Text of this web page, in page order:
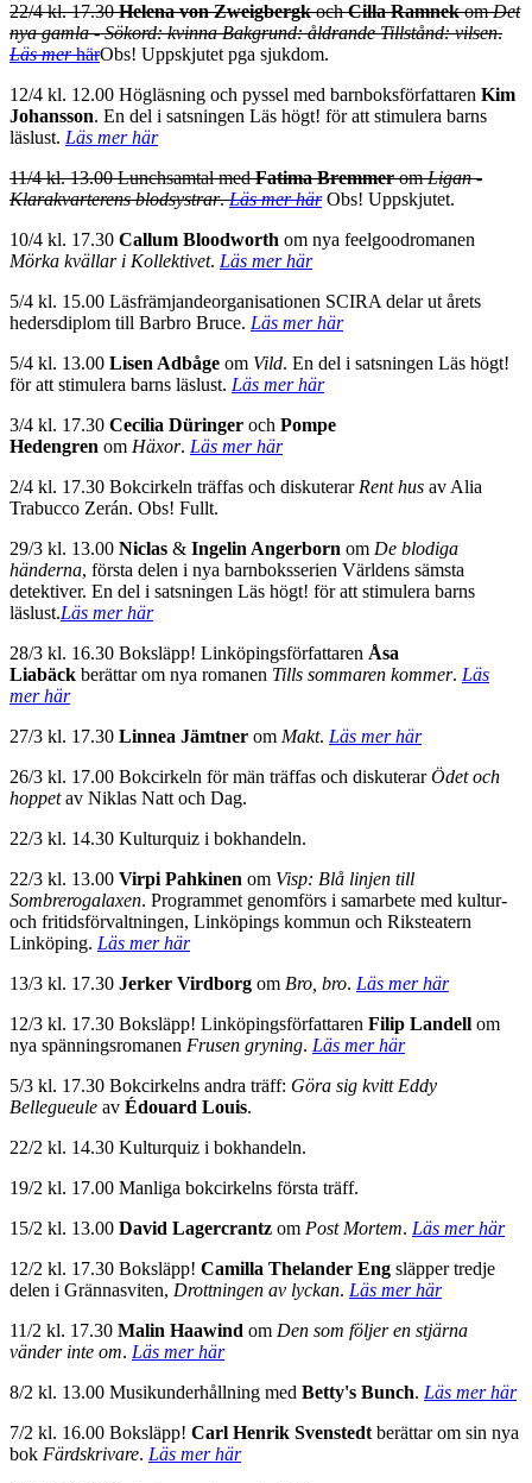
22/4 kl. 17.30Helena von ZweigbergkochCilla RamnekomDet
nya gamla - Sökord: kvinna Bakgrund: åldrande Tillstånd: vilsen.
Läs merhärObs! Uppskjutet pga sjukdom.
12/4 kl. 12.00 Högläsning och pyssel med barnboksförfattaren Kim
Johansson. En del i satsningen Läs högt! för att stimulera barns
läslust. Läs mer här
11/4 kl. 13.00 Lunchsamtal medFatima BremmeromLigan -
Klarakvarterens blodsystrar.Läs mer härObs! Uppskjutet.
10/4 kl. 17.30 Callum Bloodworth om nya feelgoodromanen
Mörka kvällar i Kollektivet. Läs mer här
5/4 kl. 15.00 Läsfrämjandeorganisationen SCIRA delar ut årets
hedersdiplom till Barbro Bruce. Läs mer här
5/4 kl. 13.00 Lisen Adbåge om Vild. En del i satsningen Läs högt!
för att stimulera barns läslust. Läs mer här
3/4 kl. 17.30 Cecilia Düringer och Pompe
Hedengren om Häxor. Läs mer här
2/4 kl. 17.30 Bokcirkeln träffas och diskuterar Rent hus av Alia
Trabucco Zerán. Obs! Fullt.
29/3 kl. 13.00 Niclas & Ingelin Angerborn om De blodiga
händerna, första delen i nya barnboksserien Världens sämsta
detektiver. En del i satsningen Läs högt! för att stimulera barns
läslust.Läs mer här
28/3 kl. 16.30 Boksläpp! Linköpingsförfattaren Åsa
Liabäck berättar om nya romanen Tills sommaren kommer. Läs
mer här
27/3 kl. 17.30 Linnea Jämtner om Makt. Läs mer här
26/3 kl. 17.00 Bokcirkeln för män träffas och diskuterarÖdet och
hoppetav Niklas Natt och Dag.
22/3 kl. 14.30 Kulturquiz i bokhandeln.
22/3 kl. 13.00 Virpi Pahkinen om Visp: Blå linjen till
Sombrerogalaxen. Programmet genomförs i samarbete med kultur-
och fritidsförvaltningen, Linköpings kommun och Riksteatern
Linköping. Läs mer här
13/3 kl. 17.30 Jerker Virdborg om Bro, bro. Läs mer här
12/3 kl. 17.30 Boksläpp! Linköpingsförfattaren Filip Landell om
nya spänningsromanen Frusen gryning. Läs mer här
5/3 kl. 17.30 Bokcirkelns andra träff: Göra sig kvitt Eddy
Bellegueule av Édouard Louis.
22/2 kl. 14.30 Kulturquiz i bokhandeln.
19/2 kl. 17.00 Manliga bokcirkelns första träff.
15/2 kl. 13.00 David Lagercrantz om Post Mortem. Läs mer här
12/2 kl. 17.30 Boksläpp! Camilla Thelander Eng släpper tredje
delen i Grännasviten, Drottningen av lyckan. Läs mer här
11/2 kl. 17.30 Malin Haawind om Den som följer en stjärna
vänder inte om. Läs mer här
8/2 kl. 13.00 Musikunderhållning med Betty's Bunch. Läs mer här
7/2 kl. 16.00 Boksläpp! Carl Henrik Svenstedt berättar om sin nya
bok Färdskrivare. Läs mer här